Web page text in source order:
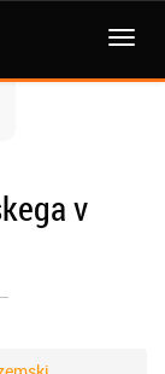
MENI
v